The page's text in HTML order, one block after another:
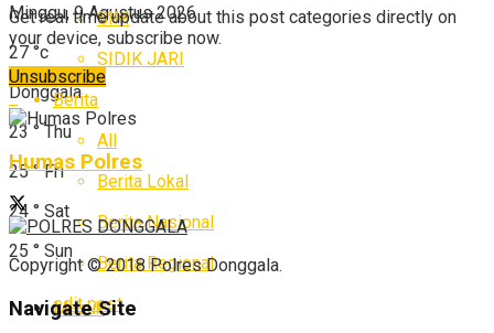
Minggu, 9 Agustus 2026
27 °c
Donggala
23 ° Thu
25 ° Fri
24 ° Sat
25 ° Sun
Masuk
SIM
SIDIK JARI
Berita
All
Berita Lokal
Berita Nasional
Berita Regional
edit post
Get real time update about this post categories directly on
your device, subscribe now.
Unsubscribe
Humas Polres
Copyright © 2018 Polres Donggala.
Navigate Site